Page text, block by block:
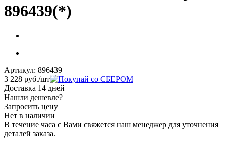
896439(*)
Артикул: 896439
3 228 руб./шт
Доставка 14 дней
Нашли дешевле?
Запросить цену
Нет в наличии
В течение часа с Вами свяжется наш менеджер для уточнения
деталей заказа.